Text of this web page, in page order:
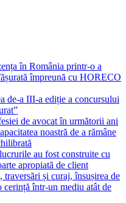
în România printr-o a
împreună cu HORECO
de-a III-a ediție a concursului
de avocat în următorii ani
noastră de a rămâne
au fost construite cu
apropiată de client
și curaj, însușirea de
într-un mediu atât de